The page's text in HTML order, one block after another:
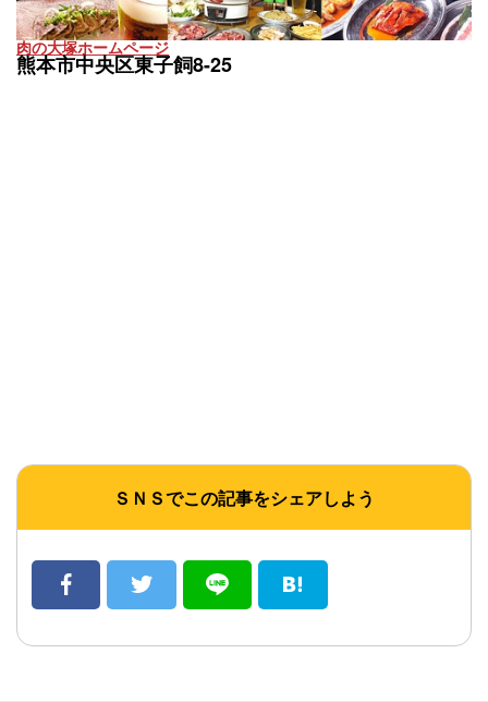
肉の大塚ホームページ
熊本市中央区東子飼8-25
ＳＮＳでこの記事をシェアしよう